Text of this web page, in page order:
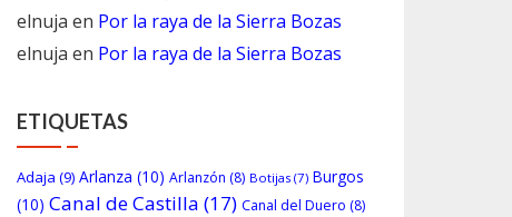
elnuja en Por la raya de la Sierra Bozas
elnuja en Por la raya de la Sierra Bozas
ETIQUETAS
Adaja (9) Arlanza (10) Arlanzón (8) Botijas(7) Burgos
(10) Canal de Castilla (17) Canal del Duero (8)